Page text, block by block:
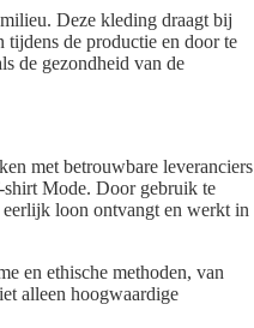
Deze kleding draagt bij
de productie en door te
de gezondheid van de
met betrouwbare leveranciers
shirt Mode. Door gebruik te
eerlijk loon ontvangt en werkt in
en ethische methoden, van
alleen hoogwaardige